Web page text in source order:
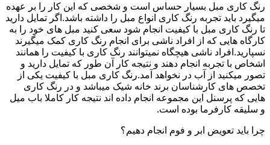
رنگ کاری مبل بسیار حساس است و شخصی که این کار را بر عهده
میگیرد باید تجربه رنگ کاری انواع مبل را داشته باشد.اگر تمایل دارید
تا رنگ کاری مبل با کیفیت انجام شود سعی کنید مبل های خود را به
کارگاه هایی که از افراد ناشی برای انجام رنگ کاری کمک میگیرند
نسپارید.افراد ناشی هیچگاه نمیتوانند رنگ کاری با کیفیت را همانند
اشخاص با تجربه انجام دهند و نتیجه کار آن طور که تمایل دارید و
تصور میکنید از آب در نخواهد آمد.رنگ کاری مبل با کیفیت یکی از
تخصص های کارشناسان برند خانه شیک میباشد و در رنگ کاری
هایی که پرسنل این مجموعه انجام داده اند نتیجه کار کاملا باب میل
و سلیقه کارفرما بوده است.
چرا باید تعویض ابر و فوم انجام دهیم؟